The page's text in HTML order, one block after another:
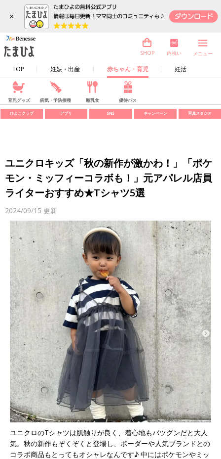
×
TOP 妊娠・出産 赤ちゃん・育児 妊活
SHOP 内祝い メニュー
育児グッズ 病気・予防接種 離乳食 優待パス
ひよこクラブ アプリ SNS キャンペーン 写真スタジオ
ユニクロキッズ「秋の新作が激かわ！」「ポケ
モン・ミッフィーコラボも！」元アパレル店員
ライターおすすめ★Tシャツ5選
2024/09/15 更新
ユニクロのTシャツは肌触りが良く、着心地もバツグンだと大人
気。秋の新作もぞくぞくと登場し、ボーダーや人気ブランドとの
コラボ商品もとってもオシャレなんです♪ 中にはポケモンやミッ